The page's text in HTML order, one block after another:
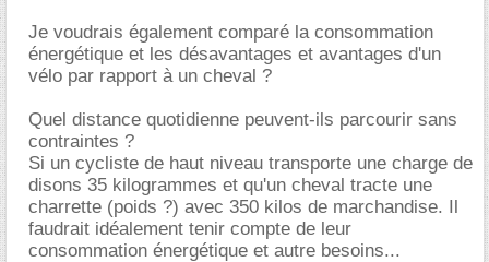
Je voudrais également comparé la consommation
énergétique et les désavantages et avantages d'un
vélo par rapport à un cheval ?
Quel distance quotidienne peuvent-ils parcourir sans
contraintes ?
Si un cycliste de haut niveau transporte une charge de
disons 35 kilogrammes et qu'un cheval tracte une
charrette (poids ?) avec 350 kilos de marchandise. Il
faudrait idéalement tenir compte de leur
consommation énergétique et autre besoins...